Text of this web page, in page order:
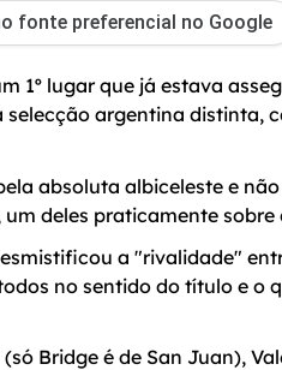
fonte preferencial no Google
1º lugar que já estava
argentina distinta,
absoluta albiceleste e
deles praticamente
a "rivalidade"
no sentido do título e o
Bridge é de San Juan),